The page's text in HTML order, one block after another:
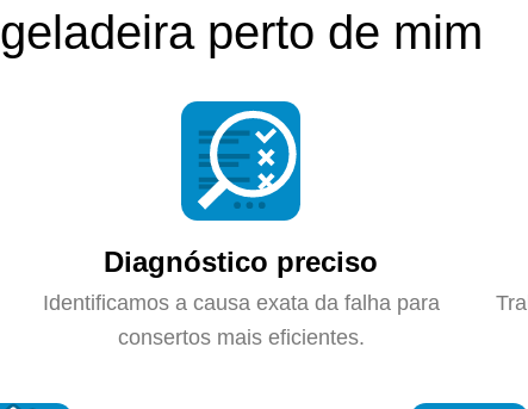
geladeira perto de mim
Diagnóstico preciso
Identificamos a causa exata da falha para
consertos mais eficientes.